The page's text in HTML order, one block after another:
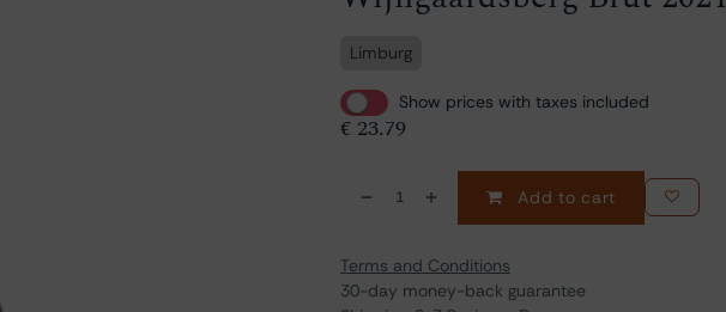
Limburg
Show prices with taxes included
€ 23.79
Add to cart
Terms and Conditions
30-day money-back guarantee